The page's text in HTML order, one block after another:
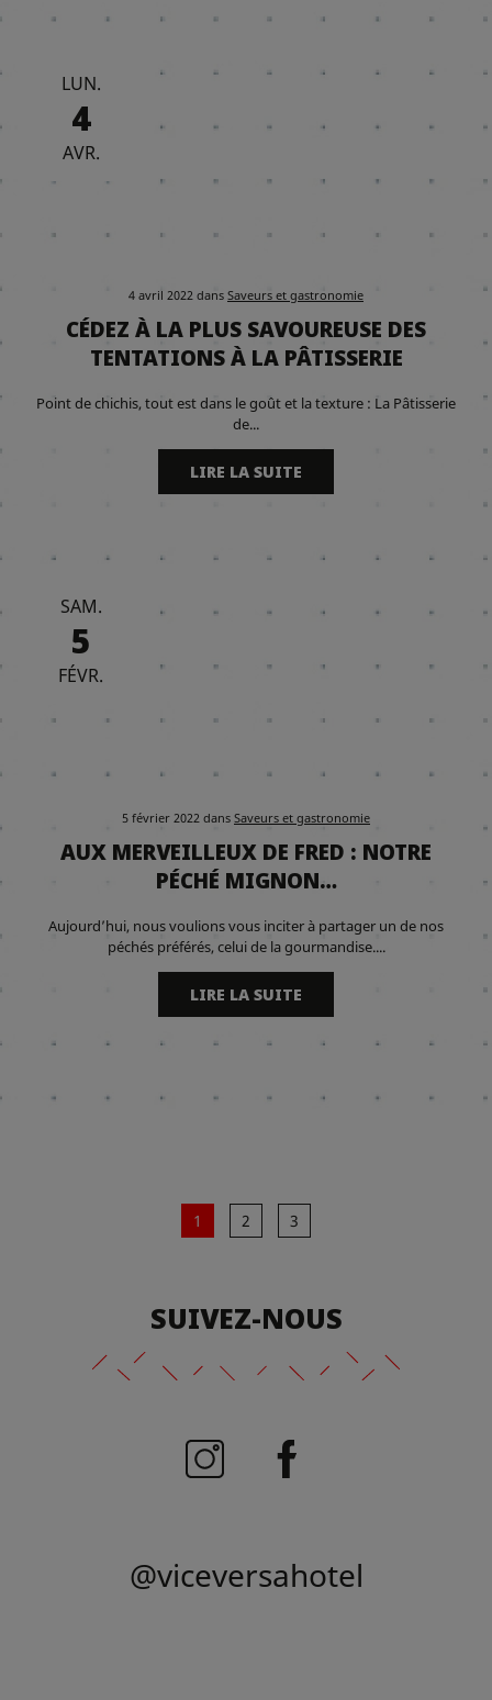
LUN.
4
AVR.
4 avril 2022 dans Saveurs et gastronomie
CÉDEZ À LA PLUS SAVOUREUSE DES
TENTATIONS À LA PÂTISSERIE
Point de chichis, tout est dans le goût et la texture : La Pâtisserie
de...
LIRE LA SUITE
SAM.
5
FÉVR.
5 février 2022 dans Saveurs et gastronomie
AUX MERVEILLEUX DE FRED : NOTRE
PÉCHÉ MIGNON…
Aujourd’hui, nous voulions vous inciter à partager un de nos
péchés préférés, celui de la gourmandise....
LIRE LA SUITE
1 2 3
SUIVEZ-NOUS
@viceversahotel